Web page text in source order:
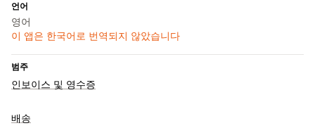
언어
영어
이 앱은 한국어로 번역되지 않았습니다
범주
인보이스 및 영수증
배송